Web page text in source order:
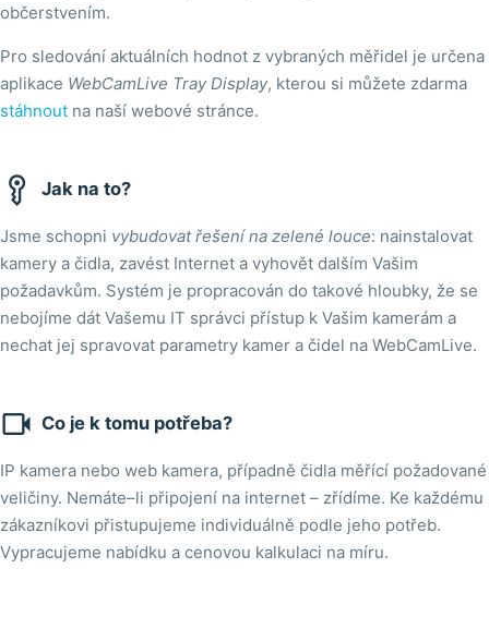
občerstvením.
Pro sledování aktuálních hodnot z vybraných měřidel je určena
aplikace WebCamLive Tray Display, kterou si můžete zdarma
stáhnout na naší webové stránce.
 Jak na to?
Jsme schopni vybudovat řešení na zelené louce: nainstalovat
kamery a čidla, zavést Internet a vyhovět dalším Vašim
požadavkům. Systém je propracován do takové hloubky, že se
nebojíme dát Vašemu IT správci přístup k Vašim kamerám a
nechat jej spravovat parametry kamer a čidel na WebCamLive.
 Co je k tomu potřeba?
IP kamera nebo web kamera, případně čidla měřící požadované
veličiny. Nemáte–li připojení na internet – zřídíme. Ke každému
zákazníkovi přistupujeme individuálně podle jeho potřeb.
Vypracujeme nabídku a cenovou kalkulaci na míru.